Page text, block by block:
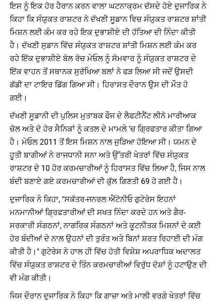
ਇਸ ਨੂੰ ਇਕ ਹੋਰ ਹੈਰਾਨ ਕਰਨ ਵਾਲਾ ਘਟਨਾਕ੍ਰਮ ਦੱਸਦੇ ਹੋਏ ਦੁਜਾਰਿਕ ਨੇ
ਕਿਹਾ ਕਿ ਸੰਯੁਕਤ ਰਾਸ਼ਟਰ ਨੇ ਦੱਖਣੀ ਸੂਡਾਨ ਵਿਚ ਸੰਯੁਕਤ ਰਾਸ਼ਟਰ ਸ਼ਾਂਤੀ
ਮਿਸ਼ਨ ਲਈ ਕੰਮ ਕਰ ਰਹੇ ਇਕ ਦੁਭਾਸ਼ੀਏ ਦੀ ਹੱਤਿਆ ਦੀ ਨਿੰਦਾ ਕੀਤੀ
ਹੈ। ਦੱਖਣੀ ਸੁਡਾਨ ਵਿੱਚ ਸੰਯੁਕਤ ਰਾਸ਼ਟਰ ਸ਼ਾਂਤੀ ਮਿਸ਼ਨ ਲਈ ਕੰਮ ਕਰ
ਰਹੇ ਇੱਕ ਦੁਭਾਸ਼ੀਏ ਬੋਲ ਰੋਚ ਮੇਓਲ ਨੂੰ ਸੋਮਵਾਰ ਨੂੰ ਸੰਯੁਕਤ ਰਾਸ਼ਟਰ ਦੇ
ਇੱਕ ਵਾਹਨ ਤੋਂ ਸਥਾਨਕ ਸੁਰੱਖਿਆ ਬਲਾਂ ਨੇ ਫੜ ਲਿਆ ਸੀ ਜਦੋਂ ਉਸਦੀ
ਗੱਡੀ ਦਾ ਟਾਇਰ ਡਿੱਗ ਗਿਆ ਸੀ। ਹਿਰਾਸਤ ਦੌਰਾਨ ਉਸ ਦੀ ਮੌਤ ਹੋ
ਗਈ।
ਦੱਖਣੀ ਸੂਡਾਨੀ ਦੀ ਪੁਲਿਸ ਮੁਤਾਬਕ ਫੌਜ ਦੇ ਲੈਫਟੀਨੈਂਟ ਲੀਨੋ ਮਾਰੀਆਕ
ਚੋਲ ਅਤੇ ਦੋ ਹੋਰ ਸੈਨਿਕਾਂ ਨੂੰ ਕਤਲ ਦੇ ਮਾਮਲੇ 'ਚ ਗ੍ਰਿਫਤਾਰ ਕੀਤਾ ਗਿਆ
ਹੈ। ਮੇਓਲ 2011 ਤੋਂ ਇਸ ਮਿਸ਼ਨ ਨਾਲ ਜੁੜਿਆ ਹੋਇਆ ਸੀ। ਯਮਨ ਦੇ
ਹੂਤੀ ਬਾਗੀਆਂ ਨੇ ਰਾਜਧਾਨੀ ਸਨਾ ਅਤੇ ਉੱਤਰੀ ਖੇਤਰਾਂ ਵਿੱਚ ਸੰਯੁਕਤ
ਰਾਸ਼ਟਰ ਦੇ 10 ਹੋਰ ਕਰਮਚਾਰੀਆਂ ਨੂੰ ਹਿਰਾਸਤ ਵਿੱਚ ਲਿਆ ਹੈ, ਜਿਸ ਨਾਲ
ਬੰਦੀ ਬਣਾਏ ਗਏ ਕਰਮਚਾਰੀਆਂ ਦੀ ਕੁੱਲ ਗਿਣਤੀ 69 ਹੋ ਗਈ ਹੈ।
ਦੁਜਾਰਿਕ ਨੇ ਕਿਹਾ, "ਸਕੱਤਰ-ਜਨਰਲ ਐਂਟੋਨੀਓ ਗੁਟੇਰੇਸ ਇਹਨਾਂ
ਮਨਮਾਨੀਆਂ ਗ੍ਰਿਫਤਾਰੀਆਂ ਦੀ ਸਖਤ ਨਿੰਦਾ ਕਰਦੇ ਹਨ ਅਤੇ ਗੈਰ-
ਸਰਕਾਰੀ ਸੰਗਠਨਾਂ, ਨਾਗਰਿਕ ਸੰਗਠਨਾਂ ਅਤੇ ਕੂਟਨੀਤਕ ਮਿਸ਼ਨਾਂ ਦੇ ਕਈ
ਹੋਰ ਬੰਦੀਆਂ ਦੇ ਨਾਲ ਉਹਨਾਂ ਦੀ ਤੁਰੰਤ ਅਤੇ ਬਿਨਾਂ ਸ਼ਰਤ ਰਿਹਾਈ ਦੀ ਮੰਗ
ਕੀਤੀ ਹੈ।" ਗੁਟੇਰੇਸ ਨੇ ਹਾਲ ਹੀ ਵਿੱਚ ਹੋਤੀ ਵਿਸ਼ੇਸ਼ ਅਪਰਾਧਿਕ ਅਦਾਲਤ
ਵਿੱਚ ਸੰਯੁਕਤ ਰਾਸ਼ਟਰ ਦੇ ਤਿੰਨ ਕਰਮਚਾਰੀਆਂ ਵਿਰੁੱਧ ਦੋਸ਼ਾਂ ਨੂੰ ਹਟਾਉਣ ਦੀ
ਵੀ ਮੰਗ ਕੀਤੀ।
ਜਿਸ ਦੌਰਾਨ ਦੁਜਾਰਿਕ ਨੇ ਕਿਹਾ ਕਿ ਗਾਜ਼ਾ ਅਤੇ ਮਾਲੀ ਵਰਗੇ ਖੇਤਰਾਂ ਵਿੱਚ